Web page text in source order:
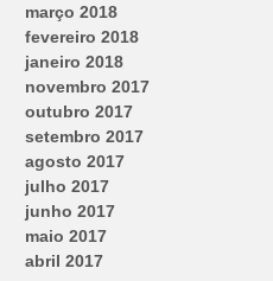
março 2018
fevereiro 2018
janeiro 2018
novembro 2017
outubro 2017
setembro 2017
agosto 2017
julho 2017
junho 2017
maio 2017
abril 2017